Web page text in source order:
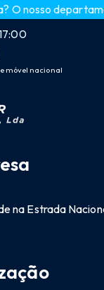
O nosso
móvel nacional
na Estrada